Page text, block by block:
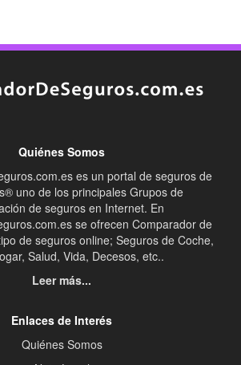
Quiénes Somos
es un portal de seguros de
uno de los principales Grupos de
de seguros en Internet. En
se ofrecen Comparador de
de seguros online; Seguros de Coche,
Salud, Vida, Decesos, etc..
Leer más...
Enlaces de Interés
Quiénes Somos